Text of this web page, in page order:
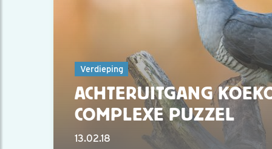
Verdieping
ACHTERUITGANG
COMPLEXE PUZZEL
13.02.18